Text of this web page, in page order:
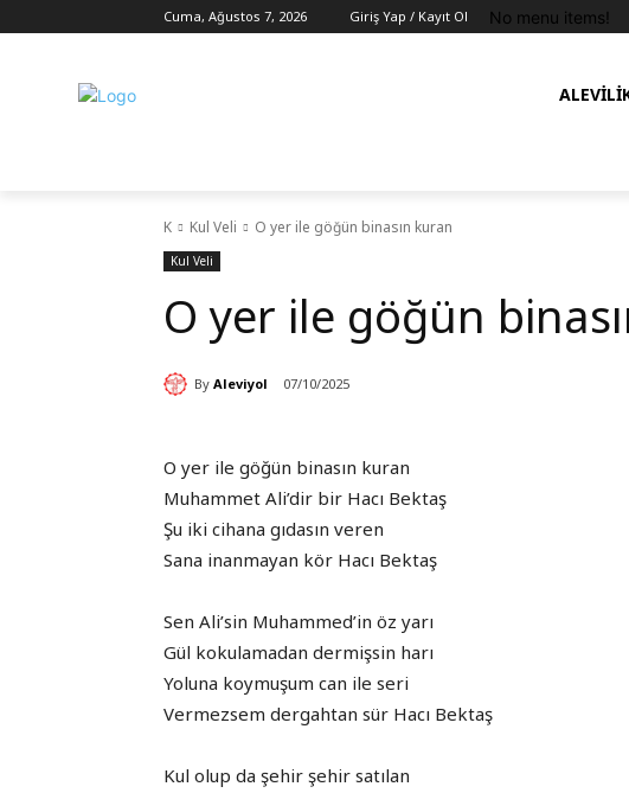
Cuma, Ağustos 7, 2026 Giriş Yap / Kayıt Ol No menu items!
K Kul Veli O yer ile göğün binasın kuran
Kul Veli
O yer ile göğün
By Aleviyol 07/10/2025
O yer ile göğün binasın kuran
Muhammet Ali’dir bir Hacı Bektaş
Şu iki cihana gıdasın veren
Sana inanmayan kör Hacı Bektaş
Sen Ali’sin Muhammed’in öz yarı
Gül kokulamadan dermişsin harı
Yoluna koymuşum can ile seri
Vermezsem dergahtan sür Hacı Bektaş
Kul olup da şehir şehir satılan